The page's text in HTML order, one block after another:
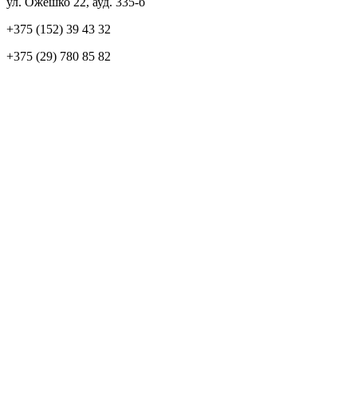
+375 (152) 39 43 32
+375 (29) 780 85 82